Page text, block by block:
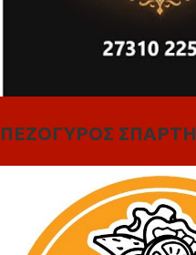
ΠΕΖΟΓΥΡΟΣ ΣΠΑΡΤΗ